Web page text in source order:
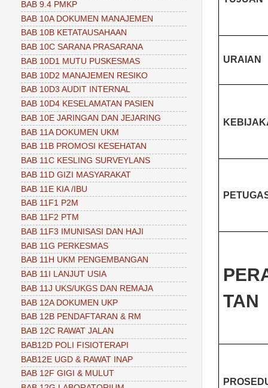
URAIAN
TAN
BAB 9.4 PMKP
BAB 10A DOKUMEN MANAJEMEN
BAB 10B KETATAUSAHAAN
BAB 10C SARANA PRASARANA
BAB 10D1 MUTU PUSKESMAS
BAB 10D2 MANAJEMEN RESIKO
BAB 10D3 AUDIT INTERNAL
BAB 10D4 KESELAMATAN PASIEN
BAB 10E JARINGAN DAN JEJARING
BAB 11A DOKUMEN UKM
BAB 11B PROMOSI KESEHATAN
BAB 11C KESLING SURVEYLANS
BAB 11D GIZI MASYARAKAT
BAB 11E KIA /IBU
BAB 11F1 P2M
BAB 11F2 PTM
BAB 11F3 IMUNISASI DAN HAJI
BAB 11G PERKESMAS
BAB 11H UKM PENGEMBANGAN
BAB 11I LANJUT USIA
BAB 11J UKS/UKGS DAN REMAJA
BAB 12A DOKUMEN UKP
BAB 12B PENDAFTARAN & RM
BAB 12C RAWAT JALAN
BAB12D POLI FISIOTERAPI
BAB12E UGD & RAWAT INAP
BAB 12F GIGI & MULUT